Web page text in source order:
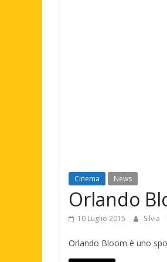
Cinema News
Orlando
10 Luglio 2015 Silvia
Orlando Bloom è uno